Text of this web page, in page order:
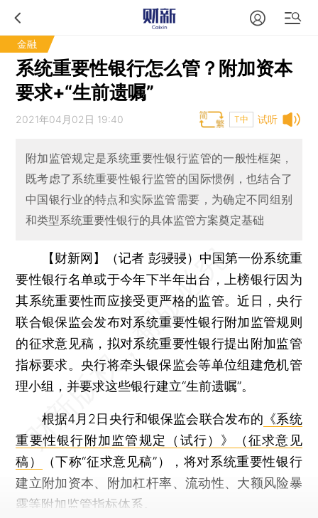
金融
系统重要性银行怎么管？附加资本
要求+“生前遗嘱”
试听
2021年04月02日 19:40 T中
附加监管规定是系统重要性银行监管的一般性框架，
既考虑了系统重要性银行监管的国际惯例，也结合了
中国银行业的特点和实际监管需要，为确定不同组别
和类型系统重要性银行的具体监管方案奠定基础
【财新网】（记者 彭骎骎） 中国第一份系统重
要性银行名单或于今年下半年出台，上榜银行因为
其系统重要性而应接受更严格的监管。近日，央行
联合银保监会发布对系统重要性银行附加监管规则
的征求意见稿，拟对系统重要性银行提出附加监管
指标要求。央行将牵头银保监会等单位组建危机管
理小组，并要求这些银行建立“生前遗嘱”。
根据4月2日央行和银保监会联合发布的 《系统
重要性银行附加监管规定（试行）》（征求意见
稿）
（下称“征求意见稿”），将对系统重要性银行
建立附加资本、附加杠杆率、流动性、大额风险暴
露等附加监管指标体系。